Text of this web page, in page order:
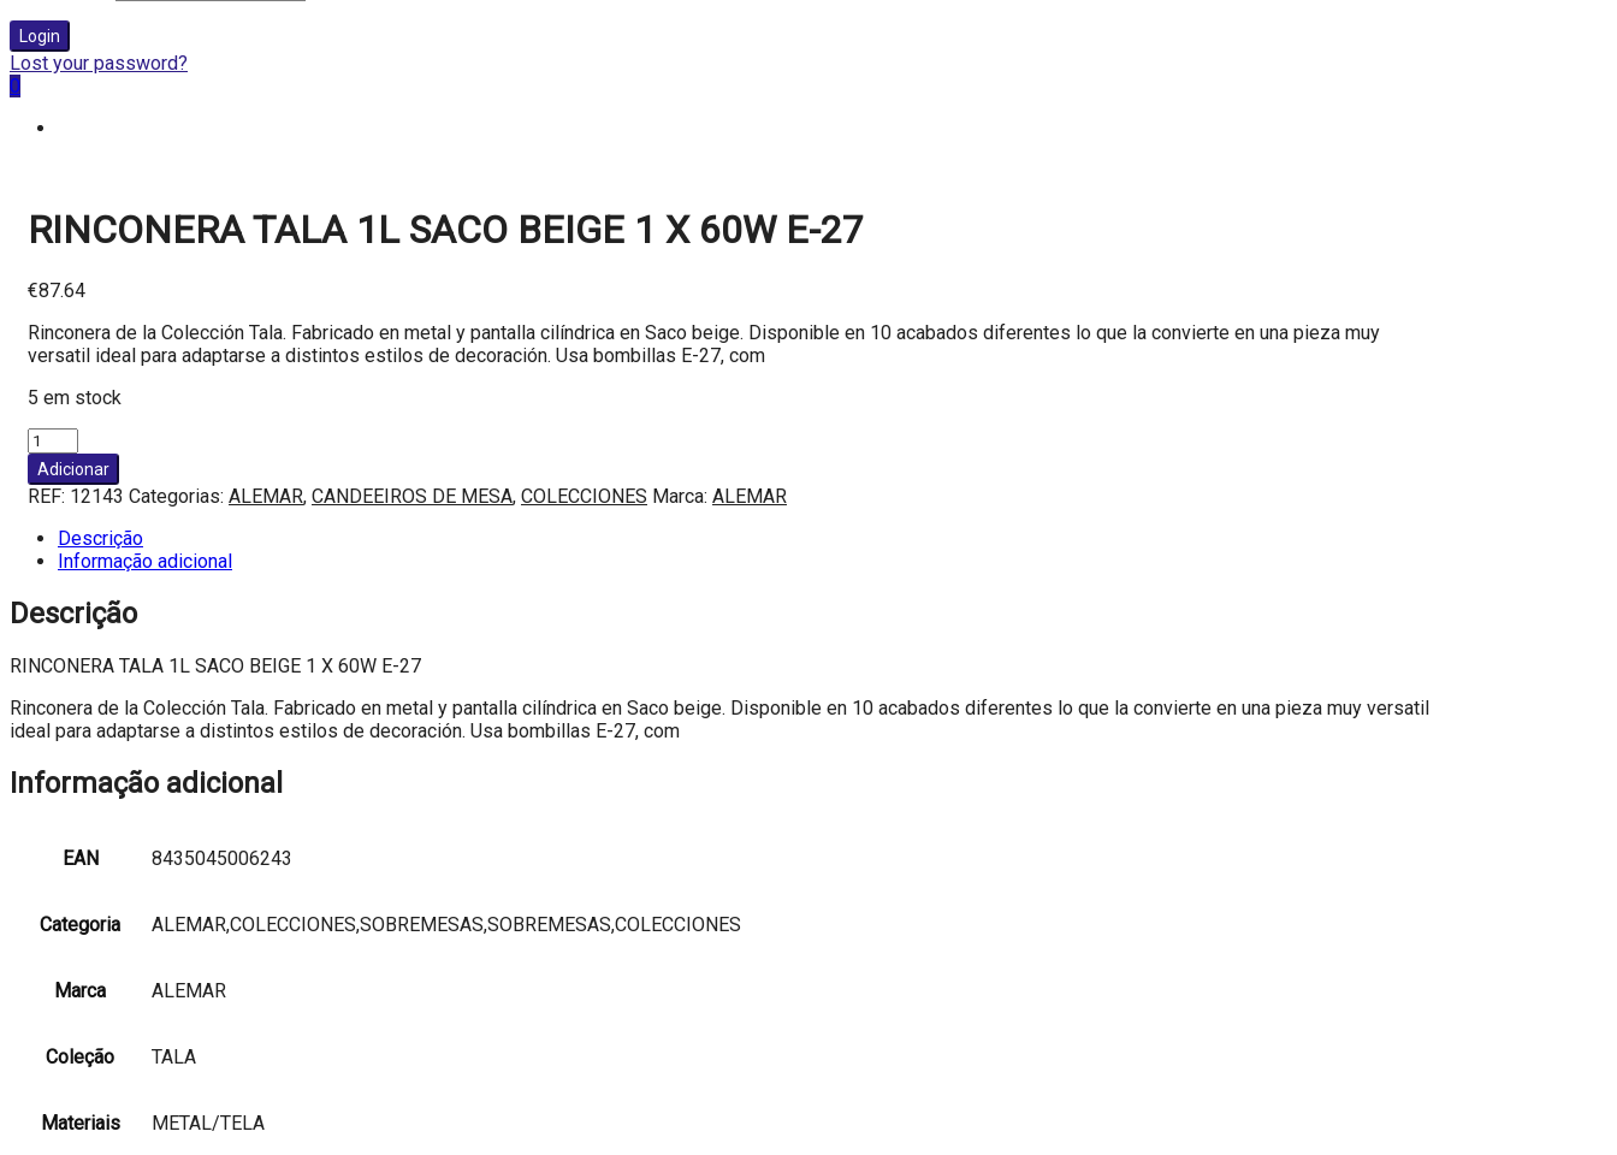
Login
Lost your password?
0
RINCONERA TALA 1L SACO BEIGE 1 X 60W E-27
€87.64
Rinconera de la Colección Tala. Fabricado en metal y pantalla cilíndrica en Saco beige. Disponible en 10 acabados diferentes lo que la convierte en una pieza muy
versatil ideal para adaptarse a distintos estilos de decoración. Usa bombillas E-27, com
5 em stock
Quantidade
de
RINCONERA
TALA
1L
SACO
BEIGE
X
E-
Adicionar
REF: 12143 Categorias: ALEMAR, CANDEEIROS DE MESA, COLECCIONES Marca: ALEMAR
Descrição
Informação adicional
Descrição
RINCONERA TALA 1L SACO BEIGE 1 X 60W E-27
Rinconera de la Colección Tala. Fabricado en metal y pantalla cilíndrica en Saco beige. Disponible en 10 acabados diferentes lo que la convierte en una pieza muy versatil
ideal para adaptarse a distintos estilos de decoración. Usa bombillas E-27, com
Informação adicional
EAN 8435045006243
Categoria ALEMAR,COLECCIONES,SOBREMESAS,SOBREMESAS,COLECCIONES
Marca ALEMAR
Coleção TALA
Materiais METAL/TELA